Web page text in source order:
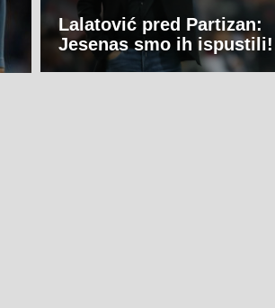
Lalatović pred Partizan:
Jesenas smo ih ispustili!